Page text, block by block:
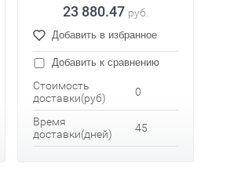
23 880.47 руб.
Добавить в избранное
Добавить к сравнению
Стоимость
доставки(руб)
0
Время
доставки(дней)
45